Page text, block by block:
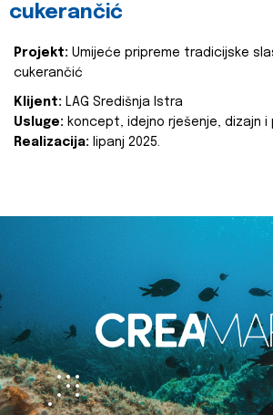
cukerančić
Projekt: Umijeće pripreme tradicijske
cukerančić
Klijent: LAG Središnja Istra
Usluge: koncept, idejno rješenje, dizajn i
Realizacija: lipanj 2025.